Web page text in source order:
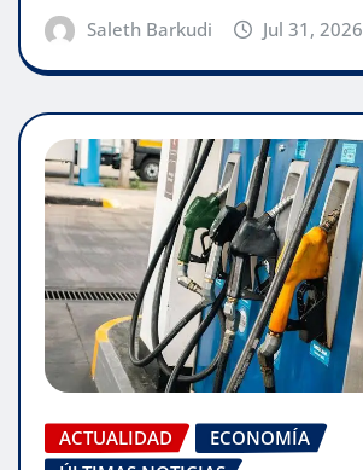
Saleth Barkudi Jul 31, 2026
ACTUALIDAD
ECONOMÍA